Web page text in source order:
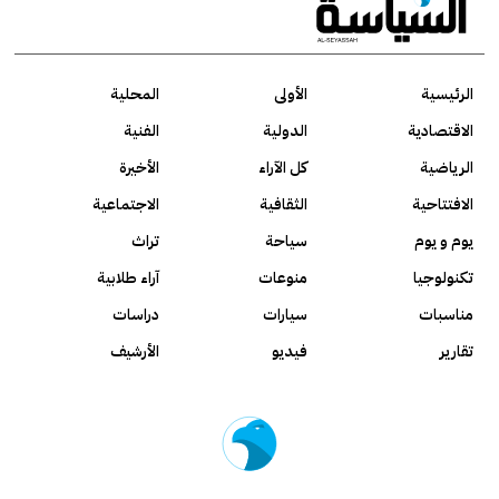
الرئيسية الأولى
المحلية
الاقتصادية
الدولية
الفنية
الرياضية
كل الآراء
الأخيرة
الافتتاحية
الثقافية
الاجتماعية
يوم و يوم
سياحة
تراث
تكنولوجيا
منوعات
آراء طلابية
مناسبات
سيارات
دراسات
تقارير
فيديو الأرشيف